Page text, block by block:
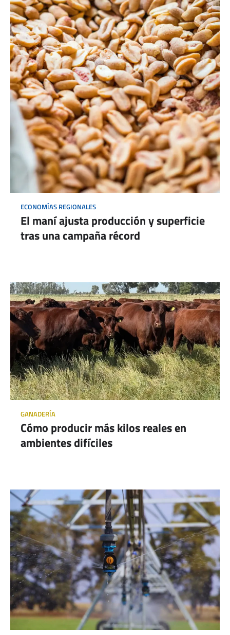
ECONOMÍAS REGIONALES
El maní ajusta producción y superficie
tras una campaña récord
GANADERÍA
Cómo producir más kilos reales en
ambientes difíciles